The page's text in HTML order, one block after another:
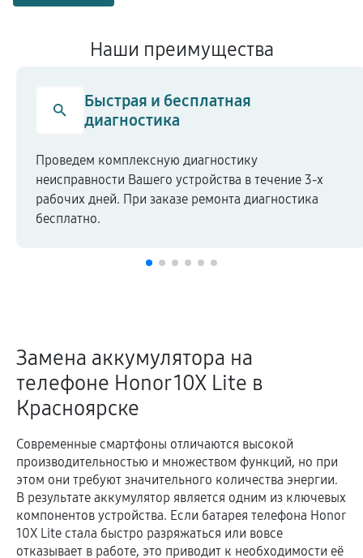
Наши преимущества
Быстрая и бесплатная
диагностика
Проведем комплексную диагностику
неисправности Вашего устройства в течение 3-х
рабочих дней. При заказе ремонта диагностика
бесплатно.
Замена аккумулятора на
телефоне Honor 10X Lite в
Красноярске
Современные смартфоны отличаются высокой
производительностью и множеством функций, но при
этом они требуют значительного количества энергии.
В результате аккумулятор является одним из ключевых
компонентов устройства. Если батарея телефона Honor
10X Lite стала быстро разряжаться или вовсе
отказывает в работе, это приводит к необходимости её